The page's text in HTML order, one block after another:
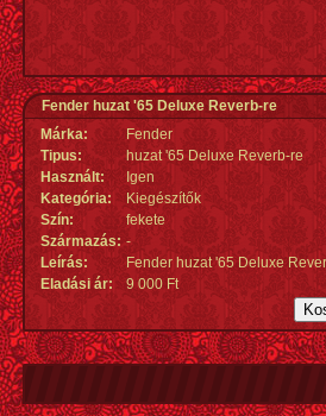
Fender huzat '65 Deluxe Reverb-re
Márka:
Fender
Tipus:
huzat '65 Deluxe Reverb-re
Használt:
Igen
Kategória:
Kiegészítők
Szín:
fekete
Származás: -
Leírás:
Fender huzat '65 Deluxe
Eladási ár:
9 000 Ft